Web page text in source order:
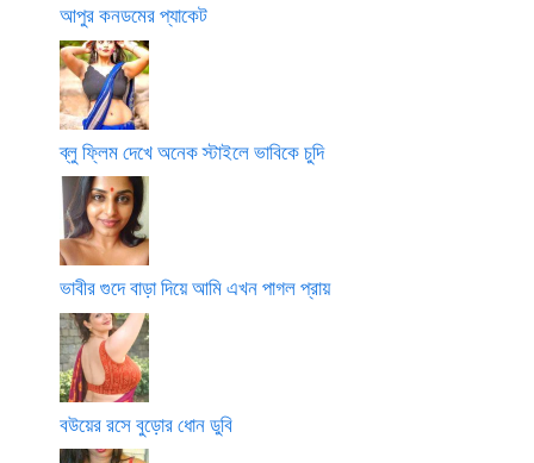
আপুর কনডমের প্যাকেট
ব্লু ফ্লিম দেখে অনেক স্টাইলে ভাবিকে চুদি
ভাবীর গুদে বাড়া দিয়ে আমি এখন পাগল প্রায়
বউয়ের রসে বুড়োর ধোন ডুবি